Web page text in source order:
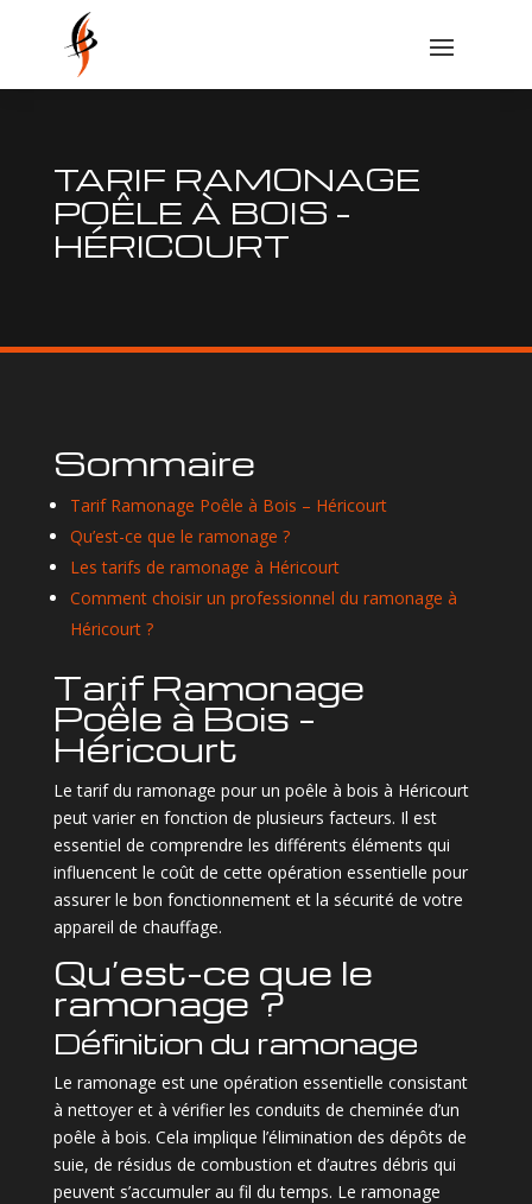
TARIF RAMONAGE
POÊLE À BOIS –
HÉRICOURT
Sommaire
Tarif Ramonage Poêle à Bois – Héricourt
Qu’est-ce que le ramonage ?
Les tarifs de ramonage à Héricourt
Comment choisir un professionnel du ramonage à
Héricourt ?
Tarif Ramonage
Poêle à Bois –
Héricourt
Le tarif du ramonage pour un poêle à bois à Héricourt
peut varier en fonction de plusieurs facteurs. Il est
essentiel de comprendre les différents éléments qui
influencent le coût de cette opération essentielle pour
assurer le bon fonctionnement et la sécurité de votre
appareil de chauffage.
Qu’est-ce que le
ramonage ?
Définition du ramonage
Le ramonage est une opération essentielle consistant
à nettoyer et à vérifier les conduits de cheminée d’un
poêle à bois. Cela implique l’élimination des dépôts de
suie, de résidus de combustion et d’autres débris qui
peuvent s’accumuler au fil du temps. Le ramonage